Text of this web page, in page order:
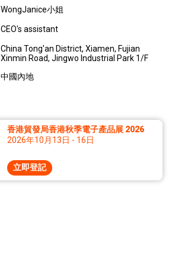
WongJanice小姐
CEO's assistant
China Tong'an District, Xiamen, Fujian
Xinmin Road, Jingwo Industrial Park 1/F
中國內地
香港貿發局香港秋季電子產品展 2026
2026年10月13日 - 16日
立即登記